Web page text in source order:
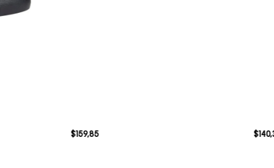
$159,85 $140,